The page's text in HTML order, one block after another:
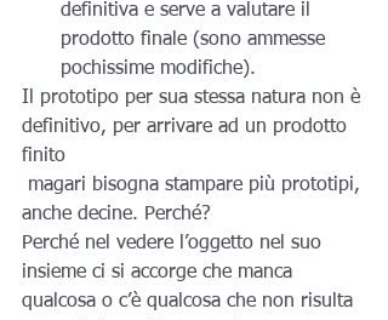
definitiva e serve a valutare il
prodotto finale (sono ammesse
pochissime modifiche).
Il prototipo per sua stessa natura non è
definitivo, per arrivare ad un prodotto
finito
anche decine. Perché?
Perché nel vedere l’oggetto nel suo
insieme ci si accorge che manca
qualcosa o c’è qualcosa che non risulta